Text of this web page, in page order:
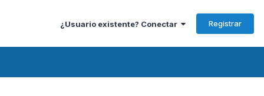
¿Usuario existente? Conectar Registrar